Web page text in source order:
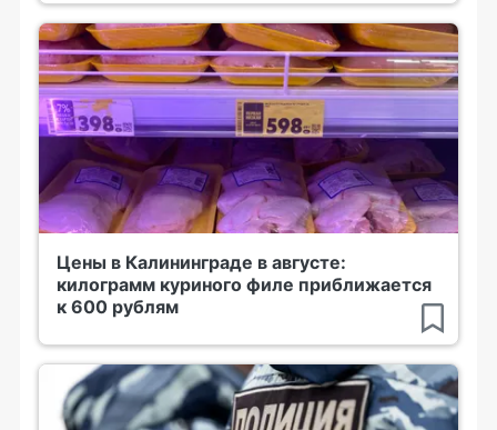
Цены в Калининграде в августе:
килограмм куриного филе приближается
к 600 рублям